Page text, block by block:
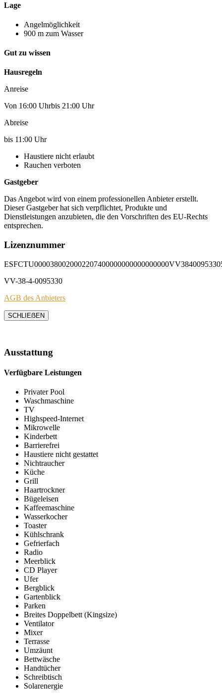
Lage
Angelmöglichkeit
900 m zum Wasser
Gut zu wissen
Hausregeln
Anreise
Von 16:00 Uhrbis 21:00 Uhr
Abreise
bis 11:00 Uhr
Haustiere nicht erlaubt
Rauchen verboten
Gastgeber
Das Angebot wird von einem professionellen Anbieter erstellt.
Dieser Gastgeber hat sich verpflichtet, Produkte und
Dienstleistungen anzubieten, die den Vorschriften des EU-Rechts
entsprechen.
Lizenznummer
VV-38-4-0095330
AGB des Anbieters
SCHLIEẞEN
Ausstattung
Verfügbare Leistungen
Privater Pool
Waschmaschine
TV
Highspeed-Internet
Mikrowelle
Kinderbett
Barrierefrei
Haustiere nicht gestattet
Nichtraucher
Küche
Grill
Haartrockner
Bügeleisen
Kaffeemaschine
Wasserkocher
Toaster
Kühlschrank
Gefrierfach
Radio
Meerblick
CD Player
Ufer
Bergblick
Gartenblick
Parken
Breites Doppelbett (Kingsize)
Ventilator
Mixer
Terrasse
Umzäunt
Bettwäsche
Handtücher
Schreibtisch
Solarenergie